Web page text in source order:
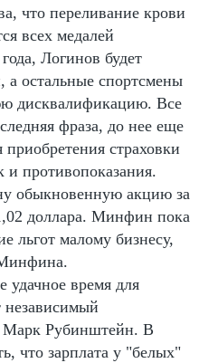
что переливание крови
всех медалей
Логинов будет
а остальные спортсмены
дисквалификацию. Все
фраза, до нее еще
страховки
и противопоказания.
обыкновенную акцию за
доллара. Минфин пока
льгот малому бизнесу,
удачное время для
независимый
Марк Рубинштейн. В
что зарплата у "белых"